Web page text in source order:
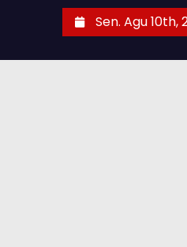
Sen. Agu 10th,